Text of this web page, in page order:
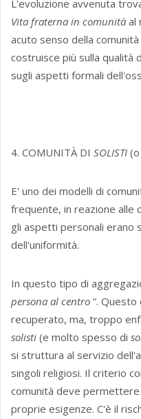
L'evoluzione avvenuta
Vita fraterna in comunità al
acuto senso della
costruisce più sulla qualità
sugli aspetti formali
4. COMUNITÀ DI SOLISTI
E' uno dei modelli di
frequente, in reazione alle
gli aspetti personali erano
dell'uniformità.
In questo tipo di
persona al centro ”.
recuperato, ma, troppo
solisti (e molto spesso di
si struttura al servizio
singoli religiosi. Il criterio
comunità deve
proprie esigenze. C'è il